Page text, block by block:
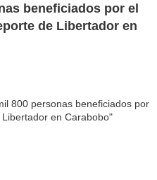
beneficiados por el
de Libertador en